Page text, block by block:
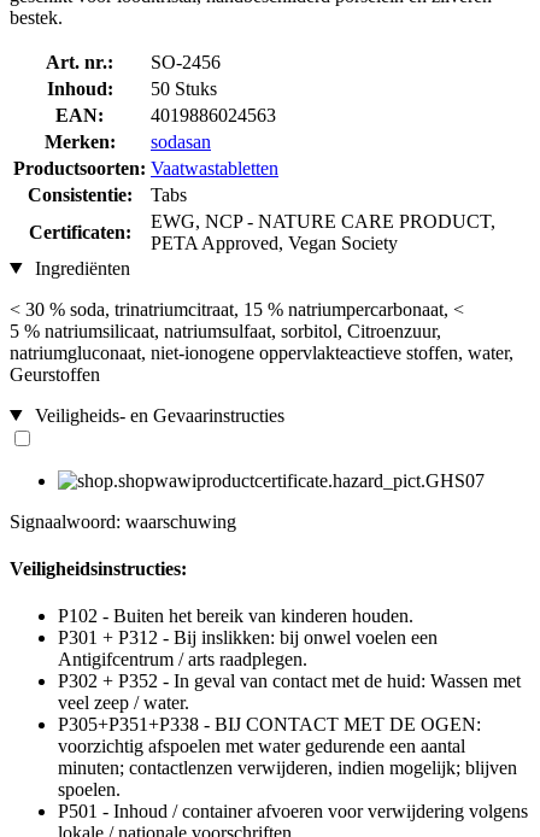
bestek.
Art. nr.:
SO-2456
Inhoud:
50 Stuks
EAN:
4019886024563
Merken:
sodasan
Productsoorten: Vaatwastabletten
Consistentie:
Tabs
Certificaten:
EWG, NCP - NATURE CARE PRODUCT,
PETA Approved, Vegan Society
Ingrediënten
< 30 % soda, trinatriumcitraat, 15 % natriumpercarbonaat, <
5 % natriumsilicaat, natriumsulfaat, sorbitol, Citroenzuur,
natriumgluconaat, niet-ionogene oppervlakteactieve stoffen, water,
Geurstoffen
Veiligheids- en Gevaarinstructies
Signaalwoord: waarschuwing
Veiligheidsinstructies:
P102 - Buiten het bereik van kinderen houden.
P301 + P312 - Bij inslikken: bij onwel voelen een
Antigifcentrum / arts raadplegen.
P302 + P352 - In geval van contact met de huid: Wassen met
veel zeep / water.
P305+P351+P338 - BIJ CONTACT MET DE OGEN:
voorzichtig afspoelen met water gedurende een aantal
minuten; contactlenzen verwijderen, indien mogelijk; blijven
spoelen.
P501 - Inhoud / container afvoeren voor verwijdering volgens